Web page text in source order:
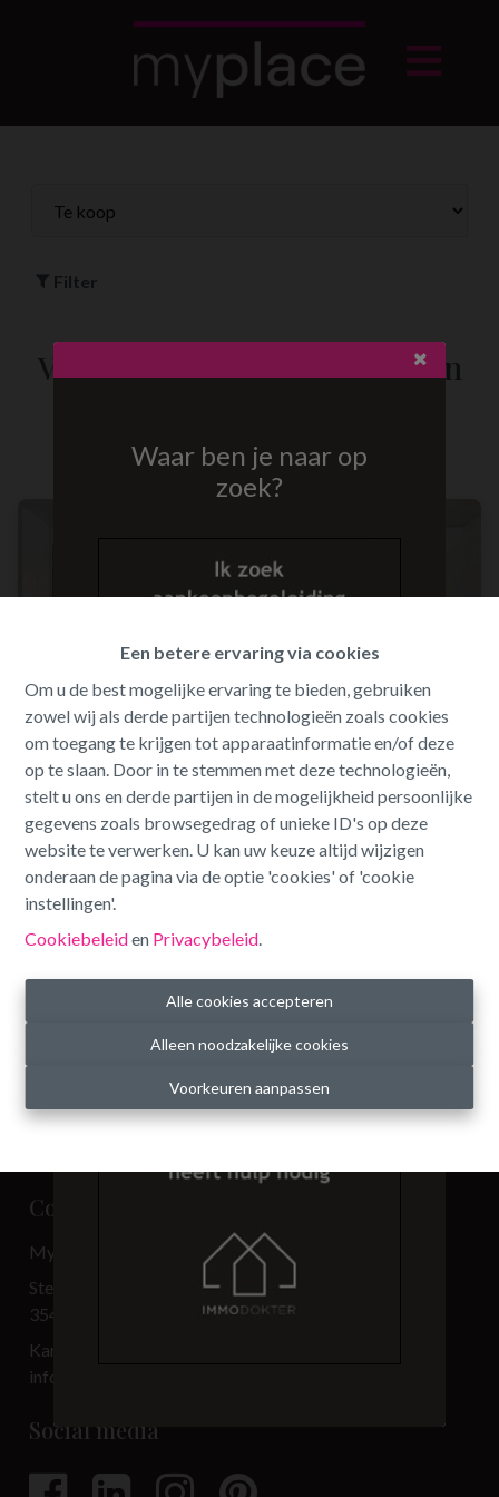
Een betere ervaring via cookies
Om u de best mogelijke ervaring te bieden, gebruiken
zowel wij als derde partijen technologieën zoals cookies
om toegang te krijgen tot apparaatinformatie en/of deze
op te slaan. Door in te stemmen met deze technologieën,
stelt u ons en derde partijen in de mogelijkheid persoonlijke
gegevens zoals browsegedrag of unieke ID's op deze
website te verwerken. U kan uw keuze altijd wijzigen
onderaan de pagina via de optie 'cookies' of 'cookie
instellingen'.
Cookiebeleiden Privacybeleid.
Alle cookies accepteren
Alleen noodzakelijke cookies
Voorkeuren aanpassen
Filter
Villa/Woning/Hoeve te koop in
Eengezinswoning met tuin.
Korte Hofstraat 9, 3530 Houthalen
Contact
My Place BV
Steenweg 3.501
3540 Herk-de-Stad
Kantoor: 013 33 69 00
info@immo-myplace.be
Social media
Waar ben je naar op
zoek?